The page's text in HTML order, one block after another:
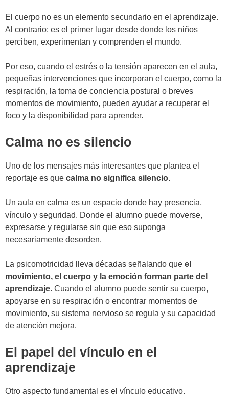
El cuerpo no es un elemento secundario en el aprendizaje.
Al contrario: es el primer lugar desde donde los niños
perciben, experimentan y comprenden el mundo.
Por eso, cuando el estrés o la tensión aparecen en el aula,
pequeñas intervenciones que incorporan el cuerpo, como la
respiración, la toma de conciencia postural o breves
momentos de movimiento, pueden ayudar a recuperar el
foco y la disponibilidad para aprender.
Calma no es silencio
Uno de los mensajes más interesantes que plantea el
reportaje es que calma no significa silencio.
Un aula en calma es un espacio donde hay presencia,
vínculo y seguridad. Donde el alumno puede moverse,
expresarse y regularse sin que eso suponga
necesariamente desorden.
La psicomotricidad lleva décadas señalando que el
movimiento, el cuerpo y la emoción forman parte del
aprendizaje. Cuando el alumno puede sentir su cuerpo,
apoyarse en su respiración o encontrar momentos de
movimiento, su sistema nervioso se regula y su capacidad
de atención mejora.
El papel del vínculo en el
aprendizaje
Otro aspecto fundamental es el vínculo educativo.